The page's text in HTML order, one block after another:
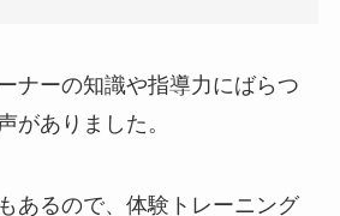
ナーの知識や指導力にばらつ
がありました。
あるので、体験トレーニング